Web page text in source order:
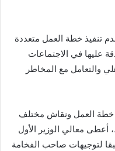
تنفيذ خطة العمل متعددة
عليها في الاجتماعات
والتعامل مع المخاطر
خطة العمل ونقاش مختلف
أعطى معالي الوزير الأول
لتوجيهات صاحب الفخامة